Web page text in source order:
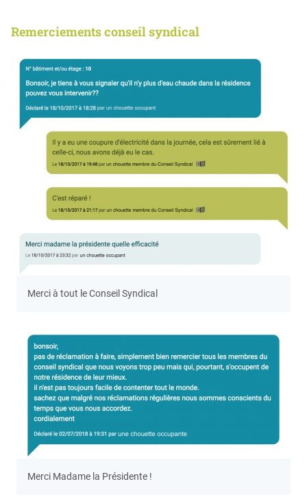
Remerciements conseil syndical
Merci à tout le Conseil Syndical
Merci Madame la Présidente !